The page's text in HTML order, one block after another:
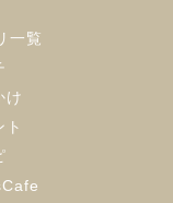
一覧
け
ト